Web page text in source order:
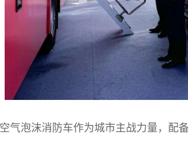
气泡沫消防车作为城市主战力量，配